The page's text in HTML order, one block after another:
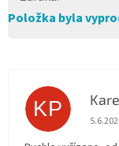
Položka byla
KP